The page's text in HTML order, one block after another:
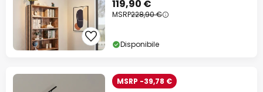
119,90 €
MSRP228,90 €
Disponibile
MSRP -39,78 €